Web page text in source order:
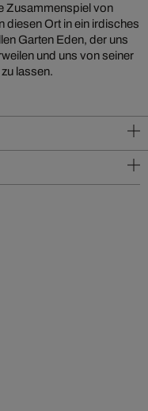
Zusammenspiel von
diesen Ort in ein irdisches
Garten Eden, der uns
und uns von seiner
lassen.